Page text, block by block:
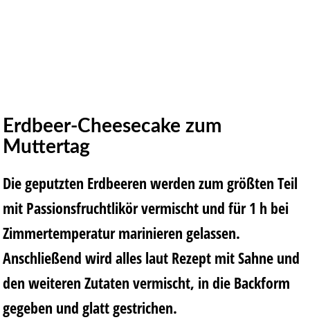
Erdbeer-Cheesecake zum
Muttertag
Die geputzten Erdbeeren werden zum größten Teil
mit Passionsfruchtlikör vermischt und für 1 h bei
Zimmertemperatur marinieren gelassen.
Anschließend wird alles laut Rezept mit Sahne und
den weiteren Zutaten vermischt, in die Backform
gegeben und glatt gestrichen.